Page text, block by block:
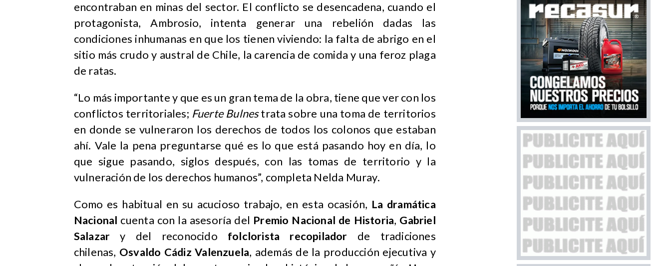
encontraban en minas del sector. El conflicto se desencadena, cuando el
protagonista, Ambrosio, intenta generar una rebelión dadas las
condiciones inhumanas en que los tienen viviendo: la falta de abrigo en el
sitio más crudo y austral de Chile, la carencia de comida y una feroz plaga
de ratas.
“Lo más importante y que es un gran tema de la obra, tiene que ver con los
conflictos territoriales; Fuerte Bulnestrata sobre una toma de territorios
en donde se vulneraron los derechos de todos los colonos que estaban
ahí. Vale la pena preguntarse qué es lo que está pasando hoy en día, lo
que sigue pasando, siglos después, con las tomas de territorio y la
vulneración de los derechos humanos”, completa Nelda Muray.
Como es habitual en su acucioso trabajo, en esta ocasión, La dramática
Nacional cuenta con la asesoría del Premio Nacional de Historia, Gabriel
Salazar y del reconocido folclorista recopilador de tradiciones
chilenas, Osvaldo Cádiz Valenzuela, además de la producción ejecutiva y